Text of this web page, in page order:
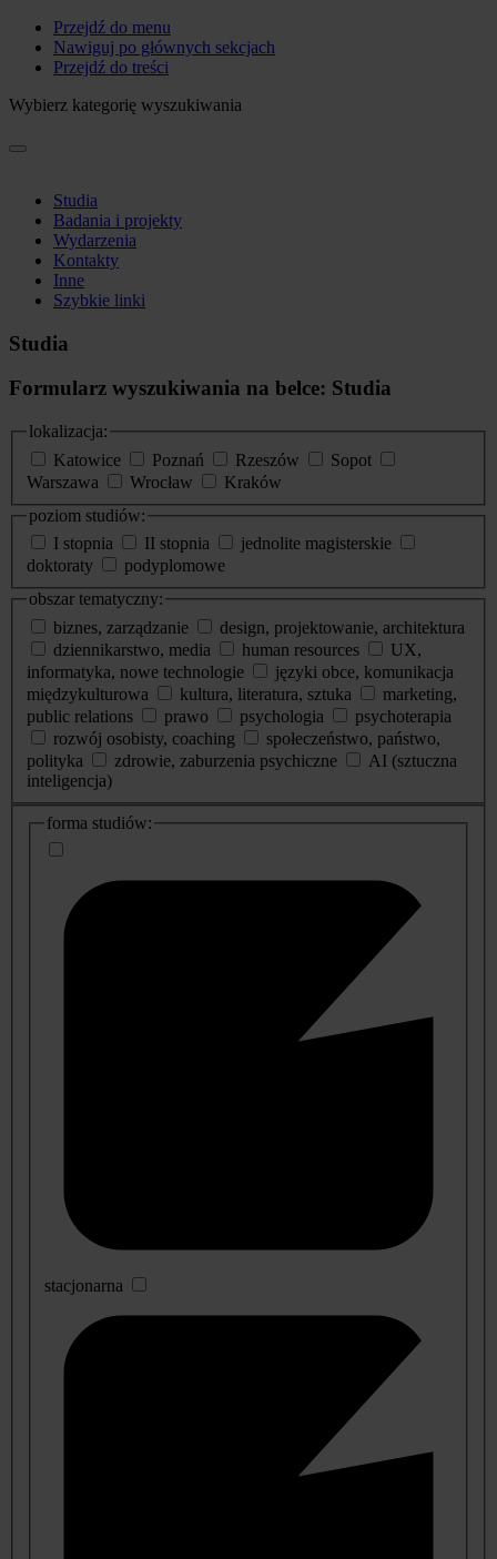
Przejdź do menu
Nawiguj po głównych sekcjach
Przejdź do treści
Wybierz kategorię wyszukiwania
Studia
Badania i projekty
Wydarzenia
Kontakty
Inne
Szybkie linki
Studia
Formularz wyszukiwania na belce: Studia
lokalizacja:
Katowice
Poznań Rzeszów
Sopot
Warszawa
Wrocław
Kraków
poziom studiów:
I stopnia
II stopnia
jednolite magisterskie
doktoraty
podyplomowe
obszar tematyczny:
biznes, zarządzanie
design, projektowanie, architektura
dziennikarstwo, media
human resources
UX,
informatyka, nowe technologie
języki obce, komunikacja
międzykulturowa
kultura, literatura, sztuka
marketing,
public relations
prawo psychologia
psychoterapia
rozwój osobisty, coaching
społeczeństwo, państwo,
polityka
zdrowie, zaburzenia psychiczne
AI (sztuczna
inteligencja)
dodatkowe
informacje
forma studiów:
stacjonarna